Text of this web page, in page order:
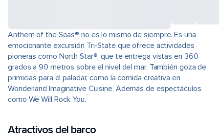
Anthem of the Seas® no es lo mismo de siempre. Es una
emocionante excursión Tri-State que ofrece actividades
pioneras como North Star®, que te entrega vistas en 360
grados a 90 metros sobre el nivel del mar. También goza de
primicias para el paladar, como la comida creativa en
Wonderland Imaginative Cuisine. Además de espectáculos
como We Will Rock You.
Atractivos del barco